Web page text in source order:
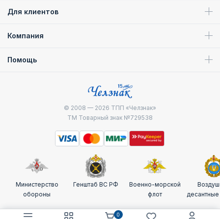
Для клиентов
Компания
Помощь
© 2008 — 2026 ТПП «Челзнак»
ТМ Товарный знак №729538
Министерство
обороны
Генштаб ВС РФ
Военно-морской
флот
десантные
0